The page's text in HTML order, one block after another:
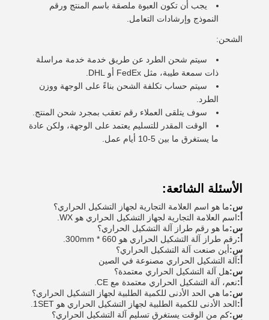
يجب أن تكون العبوة ملصقة باسم المنتج ورقم
النموذج وإرشادات التعامل.
الشحن:
سيتم شحن الطرد عن طريق خدمة خدمة مراسلة
ذات سمعة طيبة، مثل FedEx أو DHL.
سيتم حساب تكلفة الشحن بناءً على الوجهة ووزن
الطرد.
سوف يتلقى العملاء رقم تعقب بمجرد شحن المنتج.
الوقت المقدر للتسليم يعتمد على الوجهة، ولكن عادة
ما يستغرق ما بين 5-10 أيام عمل.
الأسئلة الشائعة:
س:ما هو اسم العلامة التجارية لجهاز التشكيل الحراري؟
أ:اسم العلامة التجارية لجهاز التشكيل الحراري هو WX.
س:ما هو رقم طراز آلة التشكيل الحراري؟
أ:رقم طراز آلة التشكيل الحراري هو 660 * 300mm.
س:أين صنعت آلة التشكيل الحراري؟
أ:آلة التشكيل الحراري مصنوعة في الصين
س:هل آلة التشكيل الحراري معتمدة؟
أ:نعم، آلة التشكيل الحراري معتمدة مع CE.
س:ما هي الحد الأدنى للكمية الطلبية لجهاز التشكيل الحراري؟
أ:الحد الأدنى للكمية الطلبية لجهاز التشكيل الحراري هو 1SET.
س:كم من الوقت يستغرق تسليم آلة التشكيل الحراري؟